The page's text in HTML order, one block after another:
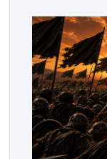
الملك محمد
مختلف